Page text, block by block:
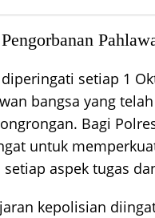
setiap 1
bangsa yang
Bagi
untuk
aspek tugas
kepolisian